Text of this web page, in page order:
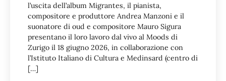
l’uscita dell’album Migrantes, il pianista,
compositore e produttore Andrea Manzoni e il
suonatore di oud e compositore Mauro Sigura
presentano il loro lavoro dal vivo al Moods di
Zurigo il 18 giugno 2026, in collaborazione con
l’Istituto Italiano di Cultura e Medinsard (centro di
[…]